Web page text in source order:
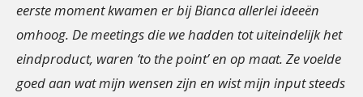
eerste moment kwamen er bij Bianca allerlei ideeën
omhoog. De meetings die we hadden tot uiteindelijk het
eindproduct, waren ‘to the point’ en op maat. Ze voelde
goed aan wat mijn wensen zijn en wist mijn input steeds